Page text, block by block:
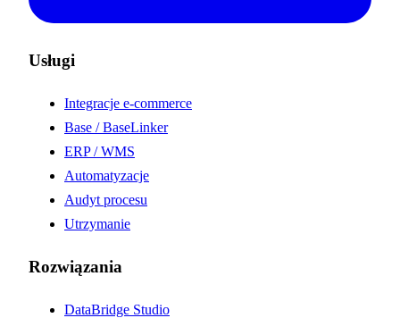
Usługi
Integracje e-commerce
Base / BaseLinker
ERP / WMS
Automatyzacje
Audyt procesu
Utrzymanie
Rozwiązania
DataBridge Studio